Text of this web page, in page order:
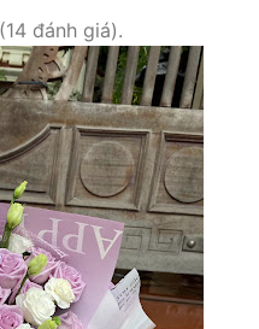
đánh giá).